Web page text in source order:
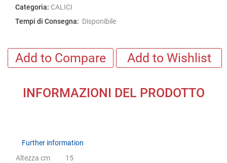
Categoria: CALICI
Tempi di Consegna: Disponibile
Add to Compare Add to Wishlist
INFORMAZIONI DEL PRODOTTO
Further information
Further information
Altezza cm
15